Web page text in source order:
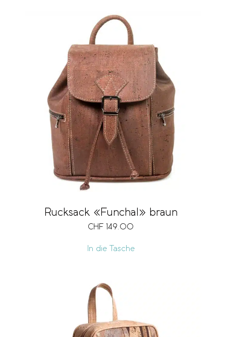
Rucksack «Funchal» braun
CHF 149.00
In die Tasche